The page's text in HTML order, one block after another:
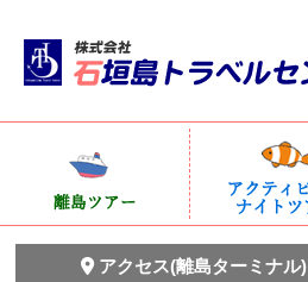
アクセス(離島ターミナル)